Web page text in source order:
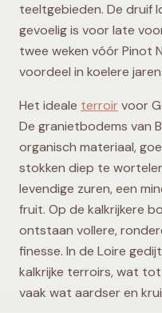
teeltgebieden. De druif
gevoelig is voor late
twee weken vóór Pinot
voordeel in koelere jaren.
Het ideale terroirvoor
De granietbodems van
organisch materiaal,
stokken diep te
levendige zuren, een
fruit. Op de kalkrijkere
ontstaan vollere,
finesse. In de Loire
kalkrijke terroirs, wat
vaak wat aardser en